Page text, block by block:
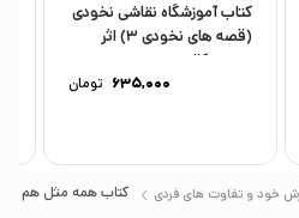
کتاب آموزشگاه نقاشی نخودی
(قصه های نخودی 3) اثر
دیوید کالی ترجمه...
635,000 تومان
خود و تفاوت های فردی کتاب همه مثل هم اما